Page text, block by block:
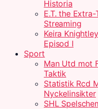
Historia
E.T. the
Streaming
Keira
Episod I
Sport
Man Utd mot
Taktik
Statistik Rcd
Nyckelinsikter
SHL